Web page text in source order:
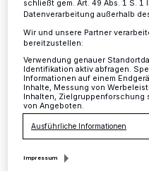
Mettmann
Es gibt
Schlagersänger hat eine
14.12.2018 , 12:39 Uhr
schließt gem. Art. 49 Abs. 1 S. 1
Datenverarbeitung außerhalb
Wir und unsere Partner
bereitzustellen:
Verwendung genauer
Identifikation aktiv abfragen.
Informationen auf einem
Inhalte, Messung von
Inhalten, Zielgruppenforschung
von Angeboten.
Ausführliche Informationen
Impressum